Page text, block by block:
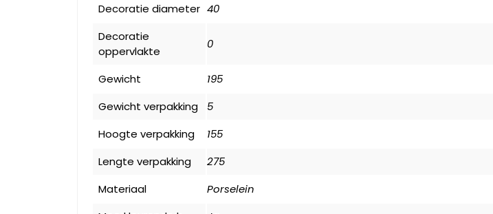
Decoratie diameter 40
Decoratie
oppervlakte
0
Gewicht
195
Gewicht verpakking
5
Hoogte verpakking
155
Lengte verpakking
275
Materiaal
Porselein